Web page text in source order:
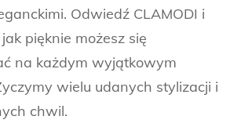
Odwiedź CLAMODI i
pięknie możesz się
na każdym wyjątkowym
wielu udanych stylizacji i
chwil.